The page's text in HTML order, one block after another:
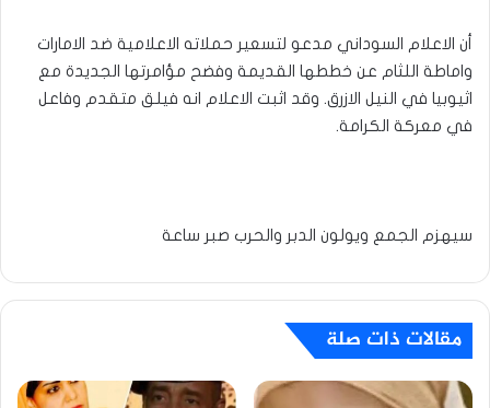
أن الاعلام السوداني مدعو لتسعير حملاته الاعلامية ضد الامارات
واماطة اللثام عن خططها القديمة وفضح مؤامرتها الجديدة مع
اثيوبيا في النيل الازرق. وقد اثبت الاعلام انه فيلق متقدم وفاعل
في معركة الكرامة.
سيهزم الجمع ويولون الدبر والحرب صبر ساعة
مقالات ذات صلة